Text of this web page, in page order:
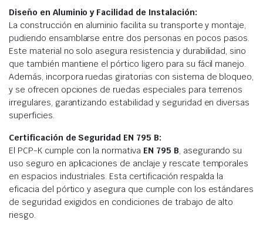
Diseño en Aluminio y Facilidad de Instalación:
La construcción en aluminio facilita su transporte y montaje,
pudiendo ensamblarse entre dos personas en pocos pasos.
Este material no solo asegura resistencia y durabilidad, sino
que también mantiene el pórtico ligero para su fácil manejo.
Además, incorpora ruedas giratorias con sistema de bloqueo,
y se ofrecen opciones de ruedas especiales para terrenos
irregulares, garantizando estabilidad y seguridad en diversas
superficies.
Certificación de Seguridad EN 795 B:
El PCP-K cumple con la normativa EN 795 B, asegurando su
uso seguro en aplicaciones de anclaje y rescate temporales
en espacios industriales. Esta certificación respalda la
eficacia del pórtico y asegura que cumple con los estándares
de seguridad exigidos en condiciones de trabajo de alto
riesgo.